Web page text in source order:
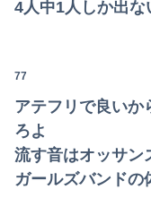
4人中1人しか出な
77
アテフリで良いか
ろよ
流す音はオッサン
ガールズバンドの